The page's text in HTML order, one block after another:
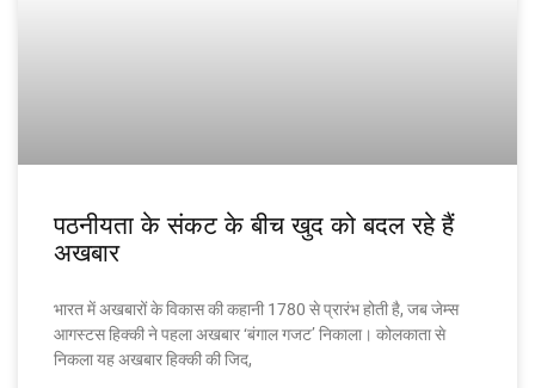
पठनीयता के संकट के बीच खुद को बदल रहे हैं
अखबार
भारत में अखबारों के विकास की कहानी 1780 से प्रारंभ होती है, जब जेम्स
आगस्टस हिक्की ने पहला अखबार ‘बंगाल गजट’ निकाला। कोलकाता से
निकला यह अखबार हिक्की की जिद,